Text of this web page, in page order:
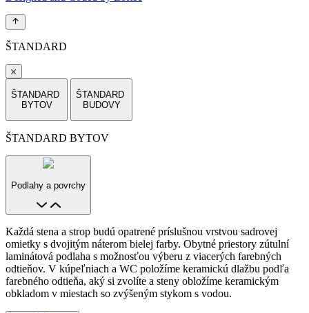
ŠTANDARD
ŠTANDARD
BYTOV
ŠTANDARD
BUDOVY
ŠTANDARD BYTOV
Podlahy a povrchy
Každá stena a strop budú opatrené príslušnou vrstvou sadrovej
omietky s dvojitým náterom bielej farby. Obytné priestory zútulní
laminátová podlaha s možnosťou výberu z viacerých farebných
odtieňov. V kúpeľniach a WC položíme keramickú dlažbu podľa
farebného odtieňa, aký si zvolíte a steny obložíme keramickým
obkladom v miestach so zvýšeným stykom s vodou.